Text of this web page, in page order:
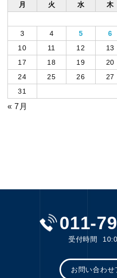
月 火 水 木
3
4 5 6
10
11 12 13
17
18 19 20
24
25 26 27
31
« 7月
011-
受付時間
お問い合わせ